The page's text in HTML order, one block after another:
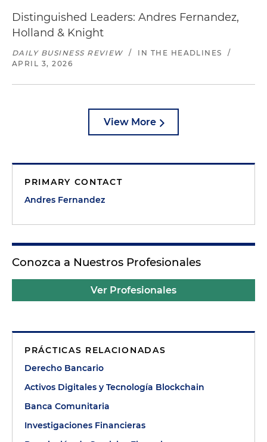
Distinguished Leaders: Andres Fernandez,
Holland & Knight
DAILY BUSINESS REVIEW / IN THE HEADLINES
/
APRIL 3, 2026
View More
PRIMARY CONTACT
Andres Fernandez
Conozca a Nuestros Profesionales
Ver Profesionales
PRÁCTICAS RELACIONADAS
Derecho Bancario
Activos Digitales y Tecnología Blockchain
Banca Comunitaria
Investigaciones Financieras